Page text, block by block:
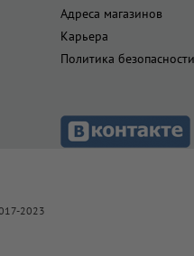
Адреса магазинов
Карьера
Политика безопасности
2023